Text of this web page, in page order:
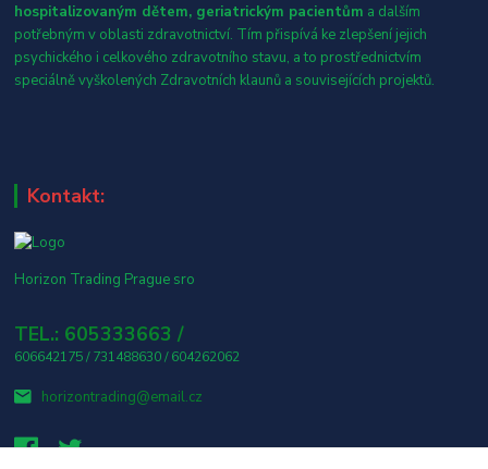
hospitalizovaným dětem, geriatrickým pacientům a dalším
potřebným v oblasti zdravotnictví. Tím přispívá ke zlepšení jejich
psychického i celkového zdravotního stavu, a to prostřednictvím
speciálně vyškolených Zdravotních klaunů a souvisejících projektů.
Kontakt:
Horizon Trading Prague sro
TEL.: 605333663 /
606642175 / 731488630 / 604262062
horizontrading@email.cz